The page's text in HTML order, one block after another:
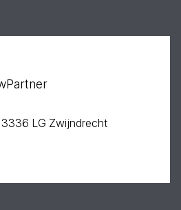
LG Zwijndrecht